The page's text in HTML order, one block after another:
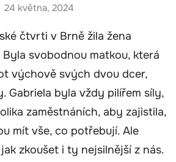
24 května, 2024
čtvrti v Brně žila žena
Byla svobodnou matkou, která
výchově svých dvou dcer,
Gabriela byla vždy pilířem síly,
zaměstnáních, aby zajistila,
mít vše, co potřebují. Ale
zkoušet i ty nejsilnější z nás.